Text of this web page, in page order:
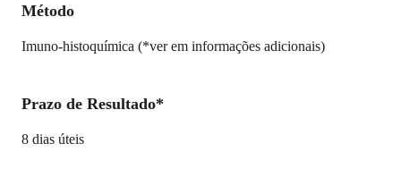
Método
Imuno-histoquímica (*ver em informações adicionais)
Prazo de Resultado*
8 dias úteis